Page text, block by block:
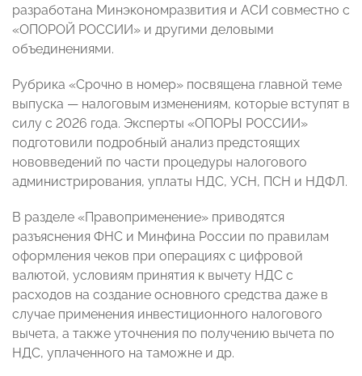
разработана Минэкономразвития и АСИ совместно с
«ОПОРОЙ РОССИИ» и другими деловыми
объединениями.
Рубрика «Срочно в номер» посвящена главной теме
выпуска — налоговым изменениям, которые вступят в
силу с 2026 года. Эксперты «ОПОРЫ РОССИИ»
подготовили подробный анализ предстоящих
нововведений по части процедуры налогового
администрирования, уплаты НДС, УСН, ПСН и НДФЛ.
В разделе «Правоприменение» приводятся
разъяснения ФНС и Минфина России по правилам
оформления чеков при операциях с цифровой
валютой, условиям принятия к вычету НДС с
расходов на создание основного средства даже в
случае применения инвестиционного налогового
вычета, а также уточнения по получению вычета по
НДС, уплаченного на таможне и др.